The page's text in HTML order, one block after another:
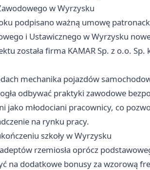
w Wyrzysku
podpisano ważną umowę
i Ustawicznego w Wyrzysku
została firma KAMAR Sp. z o.o. Sp.
mechanika pojazdów
odbywać praktyki zawodowe
jako młodociani pracownicy, co
na rynku pracy.
szkoły w Wyrzysku
rzemiosła oprócz
na dodatkowe bonusy za wzorową